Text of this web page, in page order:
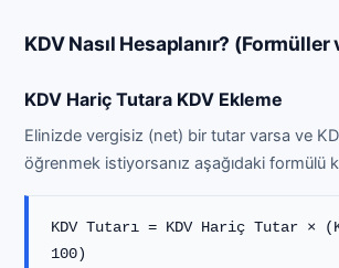
KDV Nasıl Hesaplanır?
KDV Hariç Tutara KDV Ekleme
Elinizde vergisiz (net) bir tutar varsa ve
öğrenmek istiyorsanız aşağıdaki formülü
KDV Tutarı = KDV Hariç Tutar ×
100)